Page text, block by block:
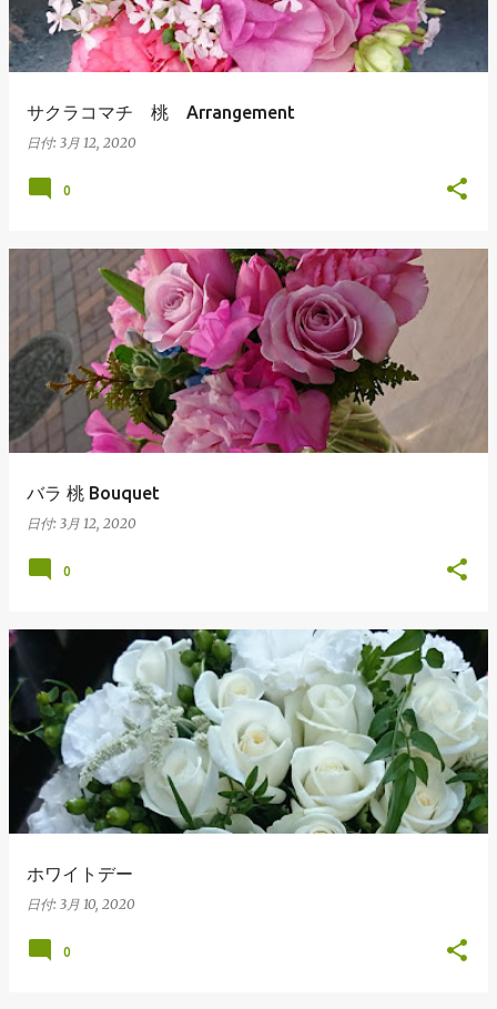
サクラコマチ 桃 Arrangement
日付: 3月 12, 2020
0
バラ 桃 Bouquet
日付: 3月 12, 2020
0
ホワイトデー
日付: 3月 10, 2020
0